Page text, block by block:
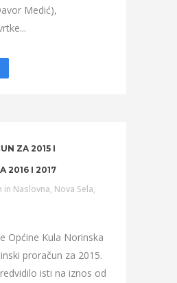
Medić),
ZA 2015 I
2016 I 2017
in Naslovna, Nova Sela,
Općine Kula Norinska
proračun za 2015.
isti na iznos od